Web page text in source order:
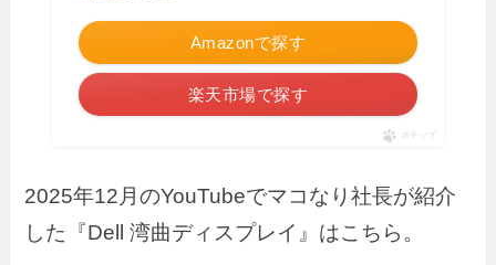
Amazonで探す
楽天市場で探す
ポチップ
2025年12月のYouTubeでマコなり社長が紹介
した『Dell 湾曲ディスプレイ』はこちら。